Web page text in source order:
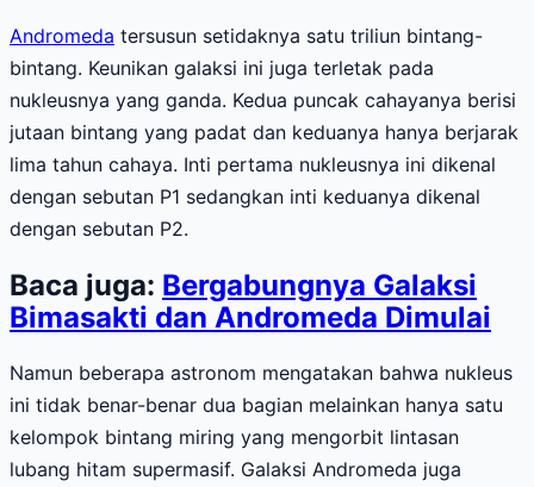
Andromeda tersusun setidaknya satu triliun bintang-
bintang. Keunikan galaksi ini juga terletak pada
nukleusnya yang ganda. Kedua puncak cahayanya berisi
jutaan bintang yang padat dan keduanya hanya berjarak
lima tahun cahaya. Inti pertama nukleusnya ini dikenal
dengan sebutan P1 sedangkan inti keduanya dikenal
dengan sebutan P2.
Baca juga: Bergabungnya Galaksi
Bimasakti dan Andromeda Dimulai
Namun beberapa astronom mengatakan bahwa nukleus
ini tidak benar-benar dua bagian melainkan hanya satu
kelompok bintang miring yang mengorbit lintasan
lubang hitam supermasif. Galaksi Andromeda juga